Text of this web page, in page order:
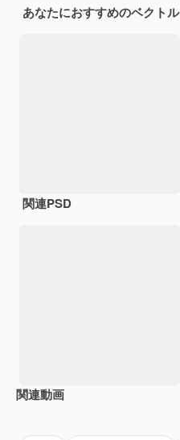
あなたにおすすめのベクトル
関連PSD
関連動画